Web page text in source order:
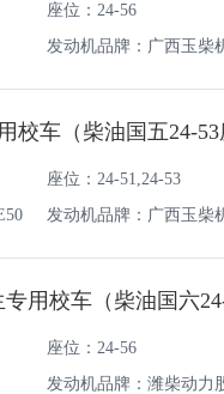
座位：24-56
发动机品牌：广西玉柴
校车（柴油国五24-53
座位：24-51,24-53
发动机品牌：广西玉柴
用校车（柴油国六24-
座位：24-56
发动机品牌：潍柴动力